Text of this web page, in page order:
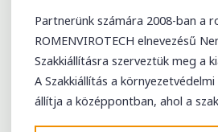
Partnerünk számára 2008-ban a
ROMENVIROTECH elnevezésű
Szakkiállításra szerveztük meg a
A Szakkiállítás a
állítja a középpontban, ahol a